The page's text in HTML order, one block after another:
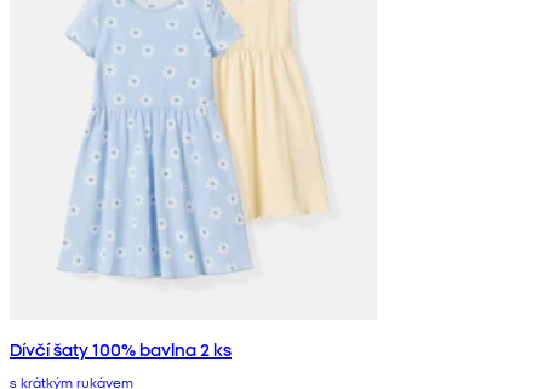
Dívčí šaty 100% bavlna 2 ks
s krátkým rukávem